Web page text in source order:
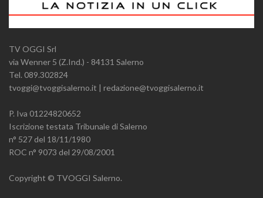
TV OGGI Srl
via Wenner 5 (Z.Ind.) - 84131 Salerno
Tel. 089.302824
tvoggi@tvoggisalerno.it | redazione@tvoggisalerno.it
P. Iva 01224820652
Iscrizione testata Tribunale di Salerno
n° 527 del 18/11/1980
ROC n° 9073 del 29/08/2001
Copyright © TVOGGI Salerno.